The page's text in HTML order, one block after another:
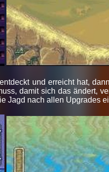
und erreicht hat,
damit sich das ändert,
Jagd nach allen Upgrades